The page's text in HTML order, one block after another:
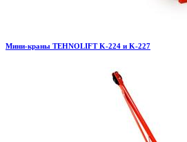
Мини-краны TEHNOLIFT K-224 и K-227